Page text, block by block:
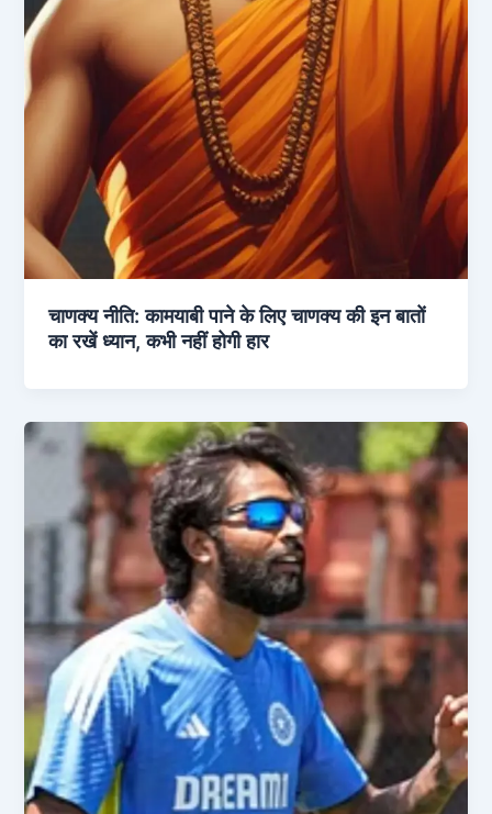
चाणक्य नीति: कामयाबी पाने के लिए चाणक्य की इन बातों
का रखें ध्यान, कभी नहीं होगी हार